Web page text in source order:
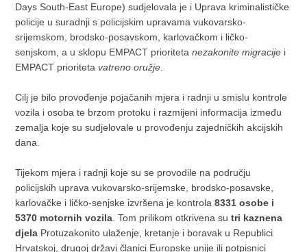
Days South-East Europe) sudjelovala je i Uprava kriminalističke
policije u suradnji s policijskim upravama vukovarsko-
srijemskom, brodsko-posavskom, karlovačkom i ličko-
senjskom, a u sklopu EMPACT prioritetanezakonite migracije i
EMPACT prioritetavatreno oružje
Cilj je bilo provođenje pojačanih mjera i radnji u smislu kontrole
vozila i osoba te brzom protoku i razmijeni informacija između
zemalja koje su sudjelovale u provođenju zajedničkih akcijskih
dana.
Tijekom mjera i radnji koje su se provodile na području
policijskih uprava vukovarsko-srijemske, brodsko-posavske,
karlovačke i ličko-senjske izvršena je kontrola8331 osobe i
5370 motornih vozila . Tom prilikom otkrivena sutri kaznena
djela Protuzakonito ulaženje, kretanje i boravak u Republici
Hrvatskoj, drugoj državi članici Europske unije ili potpisnici